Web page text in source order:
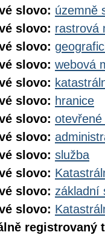
slovo: územně
slovo: rastrová
slovo:
slovo: webová
slovo:
slovo: hranice
slovo:
slovo:
slovo: služba
slovo:
slovo: základní
slovo:
registrovaný